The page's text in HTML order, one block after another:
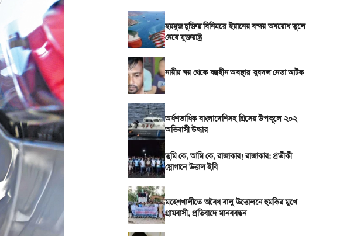
হরমুজ চুক্তির বিনিময়ে ইরানের বন্দর অবরোধ তুলে
নেবে যুক্তরাষ্ট্র
নারীর ঘর থেকে বস্ত্রহীন অবস্থায় যুবদল নেতা আটক
অর্ধশতাধিক বাংলাদেশিসহ গ্রিসের উপকূলে ২০২
অভিবাসী উদ্ধার
তুমি কে, আমি কে, রাজাকার! রাজাকার: প্রতীকী
স্লোগানে উত্তাল ইবি
মহেশখালীতে অবৈধ বালু উত্তোলনে হুমকির মুখে
গ্রামবাসী, প্রতিবাদে মানববন্ধন